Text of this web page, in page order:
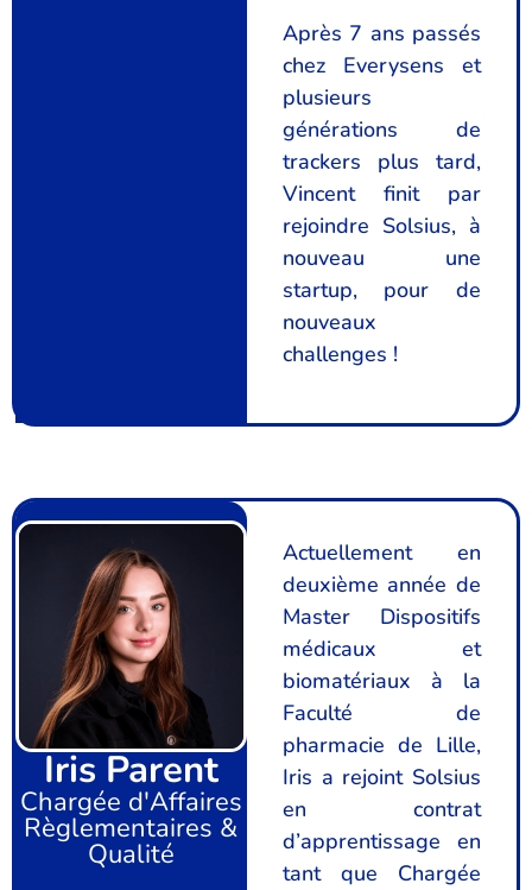
Après 7 ans passés
chez Everysens et
plusieurs
générations de
trackers plus tard,
Vincent finit par
rejoindre Solsius, à
nouveau une
startup, pour de
nouveaux
challenges !
Iris Parent
Chargée d'Affaires
Règlementaires &
Qualité
Actuellement en
deuxième année de
Master Dispositifs
médicaux et
biomatériaux à la
Faculté de
pharmacie de Lille,
Iris a rejoint Solsius
en contrat
d’apprentissage en
tant que Chargée